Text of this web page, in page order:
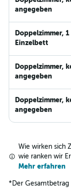
angegeben
Doppelzimmer, 1
Einzelbett
Doppelzimmer,
angegeben
Doppelzimmer,
angegeben
Wie wirken sich
wie ranken wir
Mehr erfahren
* Der